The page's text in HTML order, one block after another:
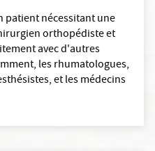
patient nécessitant une
orthopédiste et
avec d'autres
les rhumatologues,
et les médecins